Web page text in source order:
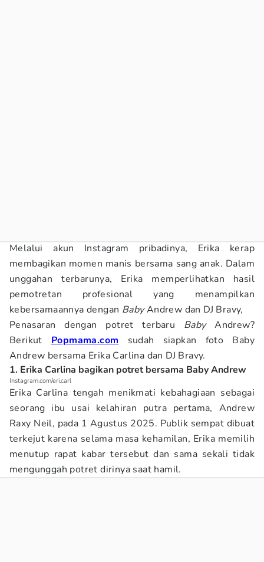
Melalui akun Instagram pribadinya, Erika kerap
membagikan momen manis bersama sang anak. Dalam
unggahan terbarunya, Erika memperlihatkan hasil
pemotretan profesional yang menampilkan
kebersamaannya dengan BabyAndrew dan DJ Bravy,
Penasaran dengan potret terbaru BabyAndrew?
Berikut Popmama.com sudah siapkan foto Baby
Andrew bersama Erika Carlina dan DJ Bravy.
1. Erika Carlina bagikan potret bersama Baby Andrew
Instagram.com/eri.carl
Erika Carlina tengah menikmati kebahagiaan sebagai
seorang ibu usai kelahiran putra pertama, Andrew
Raxy Neil, pada 1 Agustus 2025. Publik sempat dibuat
terkejut karena selama masa kehamilan, Erika memilih
menutup rapat kabar tersebut dan sama sekali tidak
mengunggah potret dirinya saat hamil.